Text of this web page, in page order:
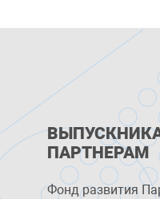
ПАРТНЕРАМ
Фонд развития